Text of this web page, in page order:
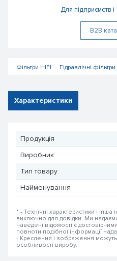
Для підприємств
В2В
Фільтри HIFI Гідравлічні фільтри
Характеристики
Продукція
Виробник
Тип товару
Найменування
* - Технічні характеристики і
виключно для довідки. Ми
наведені відомості є
повноти подібної інформації
- Креслення і зображення можуть
особливості виробу.